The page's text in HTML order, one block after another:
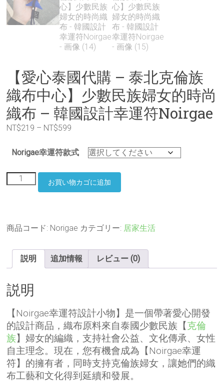
【愛心泰國代購 – 泰北克倫族
織布中心】少數民族婦女的時尚
織布 – 韓國設計幸運符Noirgae
NT$219 – NT$599
帯:
NT$599
Norigae幸運符款式
【愛
心
購
克
族
織
布
中
心】
少
數
民
族
婦
お買い物カゴに追加
商品コード: Norigae カテゴリー: 居家生活
説明 追加情報 レビュー (0)
説明
【Noirgae幸運符設計小物】 是一個帶著愛心開發
的設計商品，織布原料來自泰國少數民族【克倫
族】婦女的編織，支持社會公益、文化傳承、女性
自主理念。現在，您有機會成為【Noirgae幸運
符】的擁有者，同時支持克倫族婦女，讓她們的織
布工藝和文化得到延續和發展。